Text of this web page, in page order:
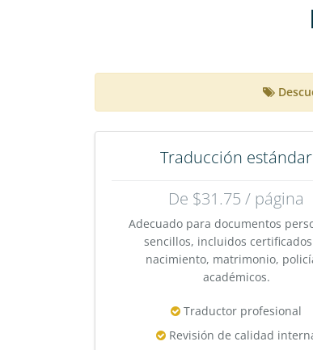
Traducción estándar
De $31.75 / página
Adecuado para documentos
sencillos, incluidos
nacimiento, matrimonio,
académicos.
Traductor profesional
Revisión de calidad